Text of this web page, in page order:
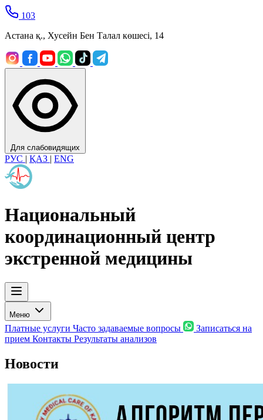
103
Астана қ., Хусейн Бен Талал көшесі, 14
Для слабовидящих
РУС | ҚАЗ | ENG
Национальный
координационный центр
экстренной медицины
Меню
Платные услуги Часто задаваемые вопросы
Записаться на
прием Контакты Результаты анализов
Новости